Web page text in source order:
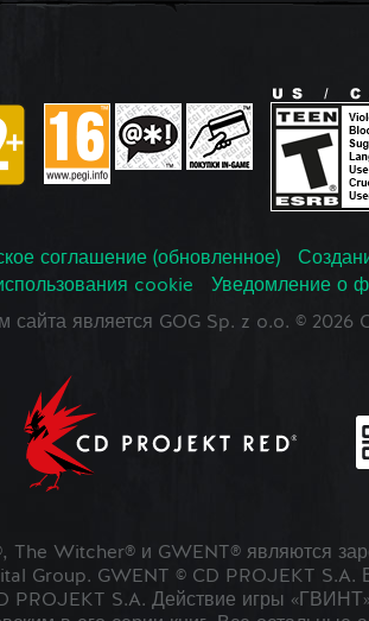
соглашение (обновленное)
cookie
Уведомление о
сайта является GOG Sp. z o.o. ©
The Witcher® и GWENT® являются
Group. GWENT © CD PROJEKT S.A.
PROJEKT S.A. Действие игры